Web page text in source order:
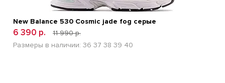
New Balance 530 Cosmic jade fog серые
6 390 р.
11 990 р.
Размеры в наличии: 36 37 38 39 40